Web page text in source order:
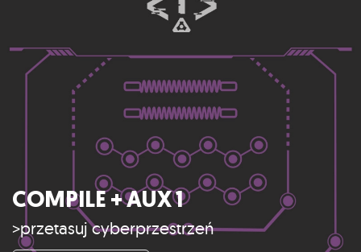
COMPILE + AUX 1
>przetasuj cyberprzestrzeń